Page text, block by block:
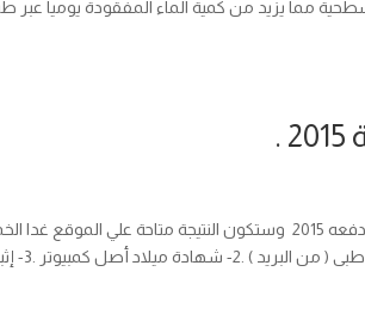
مما يزيد من كمية الماء المفقودة يومياً عبر
.
اعتمد اليوم السيد وزير الصحة والسكان نتيجة تكليف الصيادلة دفعه 2015 وستكون